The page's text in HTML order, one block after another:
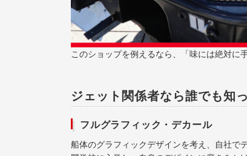
このショップを例えるなら、「味には絶対に
ジェット関係者なら誰でも知
フルグラフィック・デカール
船体のグラフィックデザインを考え、自社で